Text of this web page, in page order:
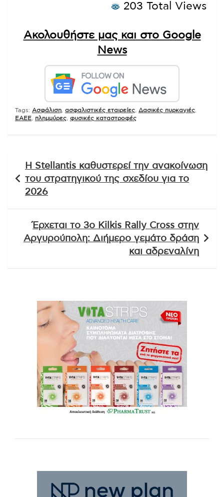
203 Total Views
Ακολουθήστε μας και στο Google
News
Tags: Ασφάλιση ασφαλιστικές εταιρείες Δασικές πυρκαγιές
ΕΑΕΕ
πλημμύρες φυσικές καταστροφές
άρθρων
Η Stellantis καθυστερεί την ανακοίνωση
του στρατηγικού της σχεδίου για το
2026
Έρχεται το 3ο Kilkis Rally Cross στην
Αργυρούπολη: Διήμερο γεμάτο δράση
και αδρεναλίνη